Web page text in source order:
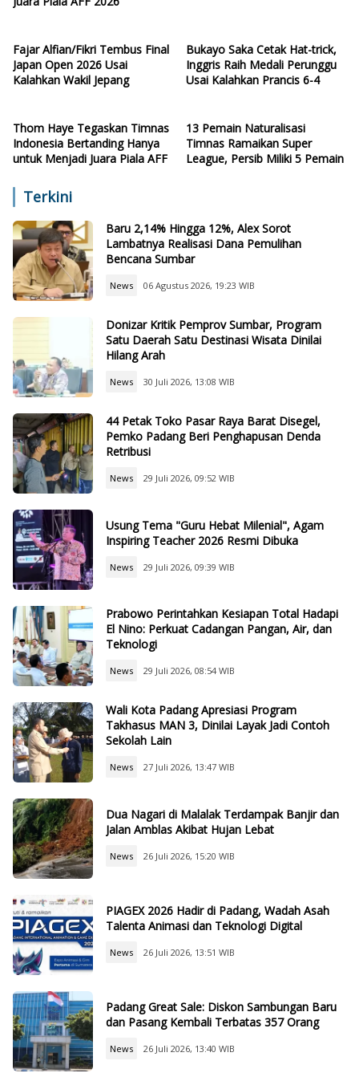
Fajar Alfian/Fikri Tembus Final
Japan Open 2026 Usai
Kalahkan Wakil Jepang
Bukayo Saka Cetak Hat-trick,
Inggris Raih Medali Perunggu
Usai Kalahkan Prancis 6-4
Thom Haye Tegaskan Timnas
Indonesia Bertanding Hanya
untuk Menjadi Juara Piala AFF
13 Pemain Naturalisasi
Timnas Ramaikan Super
League, Persib Miliki 5 Pemain
Terkini
Baru 2,14% Hingga 12%, Alex Sorot
Lambatnya Realisasi Dana Pemulihan
Bencana Sumbar
News 06 Agustus 2026, 19:23 WIB
Donizar Kritik Pemprov Sumbar, Program
Satu Daerah Satu Destinasi Wisata Dinilai
Hilang Arah
News 30 Juli 2026, 13:08 WIB
44 Petak Toko Pasar Raya Barat Disegel,
Pemko Padang Beri Penghapusan Denda
Retribusi
News 29 Juli 2026, 09:52 WIB
Usung Tema "Guru Hebat Milenial", Agam
Inspiring Teacher 2026 Resmi Dibuka
News 29 Juli 2026, 09:39 WIB
Prabowo Perintahkan Kesiapan Total Hadapi
El Nino: Perkuat Cadangan Pangan, Air, dan
Teknologi
News 29 Juli 2026, 08:54 WIB
Wali Kota Padang Apresiasi Program
Takhasus MAN 3, Dinilai Layak Jadi Contoh
Sekolah Lain
News 27 Juli 2026, 13:47 WIB
Dua Nagari di Malalak Terdampak Banjir dan
Jalan Amblas Akibat Hujan Lebat
News 26 Juli 2026, 15:20 WIB
PIAGEX 2026 Hadir di Padang, Wadah Asah
Talenta Animasi dan Teknologi Digital
News 26 Juli 2026, 13:51 WIB
Padang Great Sale: Diskon Sambungan Baru
dan Pasang Kembali Terbatas 357 Orang
News 26 Juli 2026, 13:40 WIB